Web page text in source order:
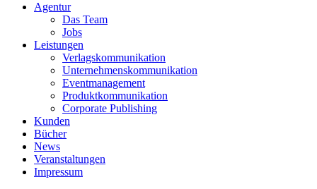
Agentur
Das Team
Jobs
Leistungen
Verlagskommunikation
Unternehmenskommunikation
Eventmanagement
Produktkommunikation
Corporate Publishing
Kunden
Bücher
News
Veranstaltungen
Impressum